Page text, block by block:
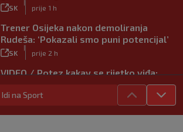
SK prije 1 h
Trener Osijeka nakon demoliranja
Rudeša: ‘Pokazali smo puni potencijal’
SK prije 2 h
VIDEO / Potez kakav se rijetko viđa:
Kada pomoć nije stigla, na rukama je
iznio suigrača u bolovima
Idi na Sport